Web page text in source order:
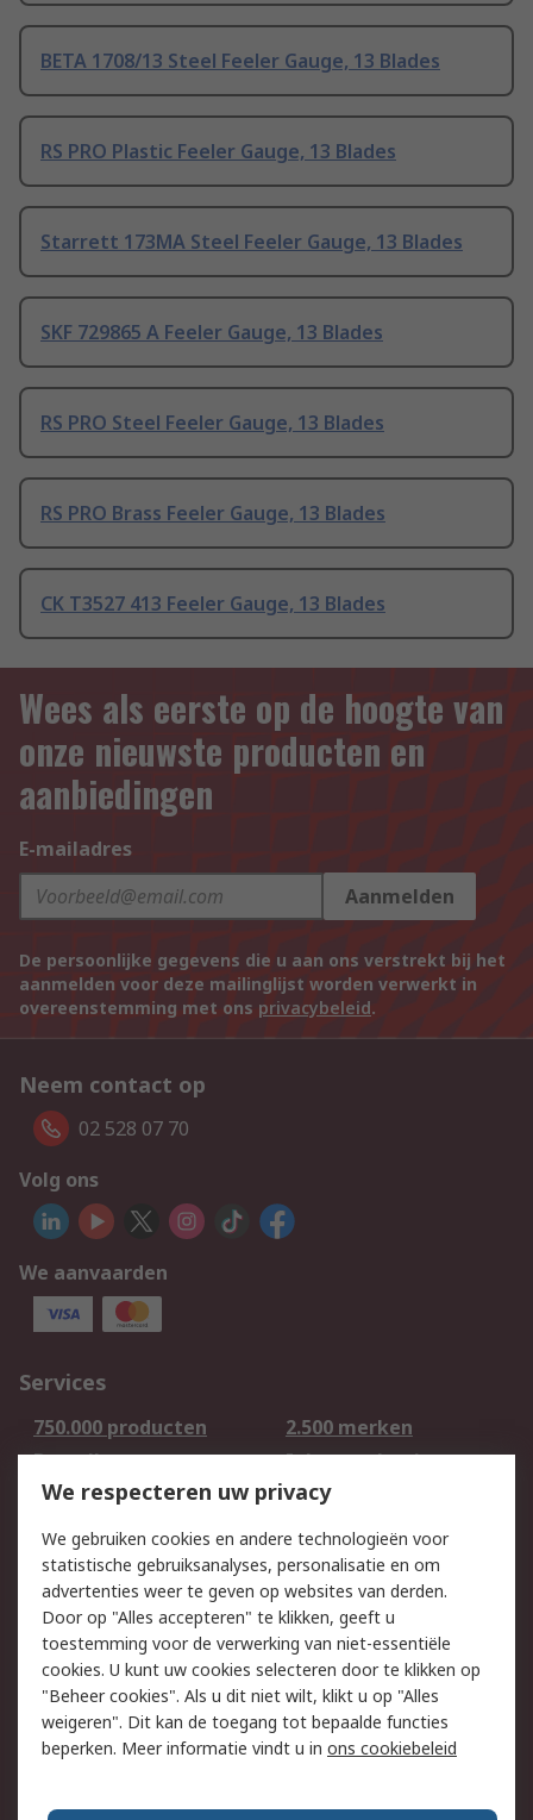
BETA 1708/13 Steel Feeler Gauge, 13 Blades
RS PRO Plastic Feeler Gauge, 13 Blades
Starrett 173MA Steel Feeler Gauge, 13 Blades
SKF 729865 A Feeler Gauge, 13 Blades
RS PRO Steel Feeler Gauge, 13 Blades
RS PRO Brass Feeler Gauge, 13 Blades
CK T3527 413 Feeler Gauge, 13 Blades
Wees als eerste op de hoogte van
onze nieuwste producten en
aanbiedingen
E-mailadres
Aanmelden
De persoonlijke gegevens die u aan ons verstrekt bij het
aanmelden voor deze mailinglijst worden verwerkt in
overeenstemming met ons privacybeleid.
Neem contact op
02 528 07 70
Volg ons
We aanvaarden
Services
750.000 producten
2.500 merken
Bestellen
Inkoopoplossingen
Retouren
Technisch advies
Track & Trace
Wettelijk
Cookiebeleid
Email veiligheid
Privacybeleid -
Bijgewerkt
Websitevoorwaarden
Algemene
verkoopvoorwaarden
We respecteren uw privacy
We gebruiken cookies en andere technologieën voor
statistische gebruiksanalyses, personalisatie en om
advertenties weer te geven op websites van derden.
Door op "Alles accepteren" te klikken, geeft u
toestemming voor de verwerking van niet-essentiële
cookies. U kunt uw cookies selecteren door te klikken op
"Beheer cookies". Als u dit niet wilt, klikt u op "Alles
weigeren". Dit kan de toegang tot bepaalde functies
beperken. Meer informatie vindt u in ons cookiebeleid